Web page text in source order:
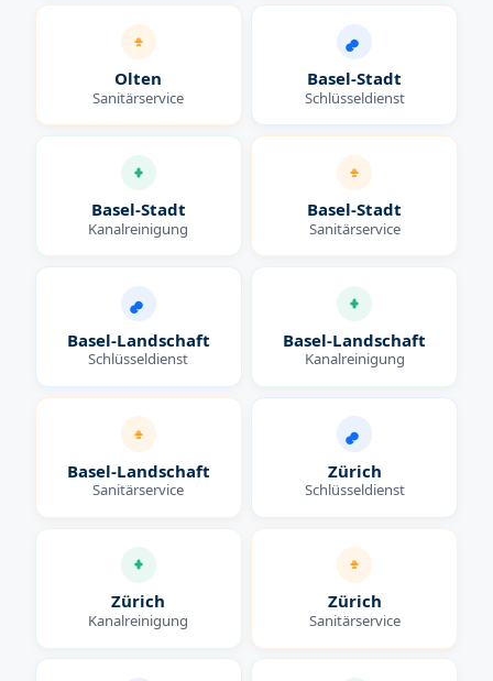
Olten
Sanitärservice
Basel-Stadt
Schlüsseldienst
Basel-Stadt
Kanalreinigung
Basel-Stadt
Sanitärservice
Basel-Landschaft
Schlüsseldienst
Basel-Landschaft
Kanalreinigung
Basel-Landschaft
Sanitärservice
Zürich
Schlüsseldienst
Zürich
Kanalreinigung
Zürich
Sanitärservice